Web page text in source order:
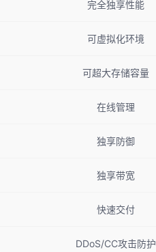
完全独享性能
可虚拟化环境
可超大存储容量
在线管理
独享防御
独享带宽
快速交付
DDoS/CC攻击防护